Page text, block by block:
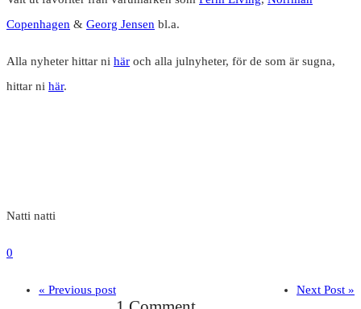
Copenhagen & Georg Jensen bl.a.
Alla nyheter hittar ni här och alla julnyheter, för de som är sugna,
hittar ni här.
Natti natti
0
« Previous post Next Post »